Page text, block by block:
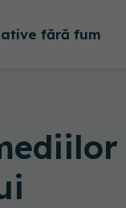
fără fum